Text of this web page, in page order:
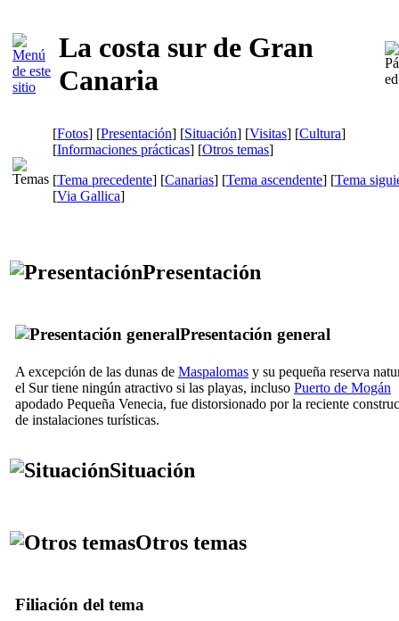
La costa sur de Gran
Canaria
[Fotos] [Presentación] [Situación] [Visitas] [Cultura]
[Informaciones prácticas] [Otros temas]
[Tema precedente] [Canarias] [Tema ascendente] [Tema
[Via Gallica]
Presentación
Presentación general
A excepción de las dunas de Maspalomas y su pequeña reserva
el Sur tiene ningún atractivo si las playas, incluso Puerto de Mogán
apodado Pequeña Venecia, fue distorsionado por la reciente
de instalaciones turísticas.
Situación
Otros temas
Filiación del tema